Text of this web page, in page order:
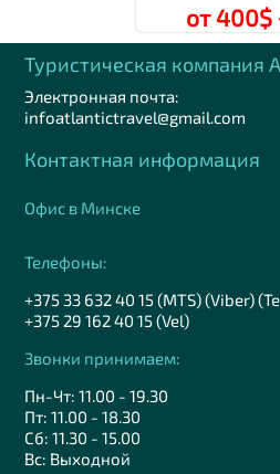
от 400$
Туристическая компания
Электронная почта:
infoatlantictravel@gmail.com
Контактная информация
Офис в Минске
Телефоны:
+375 33 632 40 15 (MTS) (Viber)
+375 29 162 40 15 (Vel)
Звонки принимаем:
Пн-Чт: 11.00 - 19.30
Пт: 11.00 - 18.30
Сб: 11.30 - 15.00
Вс: Выходной